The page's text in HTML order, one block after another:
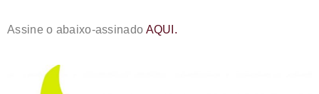
Assine o abaixo-assinado AQUI.